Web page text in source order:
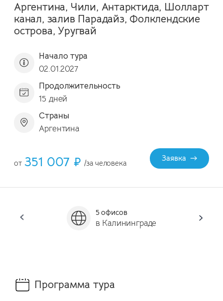
Аргентина, Чили, Антарктида, Шолларт
канал, залив Парадайз, Фолклендские
острова, Уругвай
Начало тура
02.01.2027
Продолжительность
15 дней
Страны
Аргентина
от 351 007 ₽ /за человека
Заявка
5 офисов
в Калининграде
Программа тура